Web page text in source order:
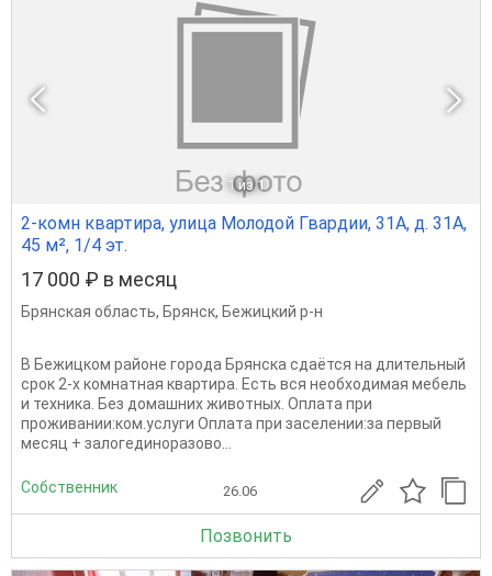
1 из 1
2-комн квартира, улица Молодой Гвардии, 31А, д. 31А,
45 м², 1/4 эт.
17 000 ₽ в месяц
Брянская область, Брянск, Бежицкий р-н
В Бежицком районе города Брянска сдаётся на длительный
срок 2-х комнатная квартира. Есть вся необходимая мебель
и техника. Без домашних животных. Оплата при
проживании:ком.услуги Оплата при заселении:за первый
месяц + залогединоразово...
Собственник 26.06
Позвонить